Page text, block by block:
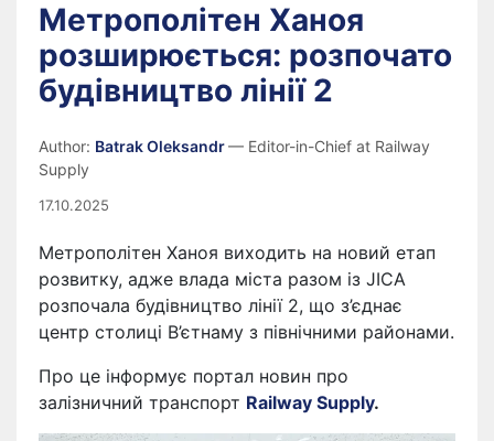
Метрополітен Ханоя
розширюється: розпочато
будівництво лінії 2
Author: Batrak Oleksandr— Editor-in-Chief at Railway
Supply
17.10.2025
Метрополітен Ханоя виходить на новий етап
розвитку, адже влада міста разом із JICA
розпочала будівництво лінії 2, що з’єднає
центр столиці В’єтнаму з північними районами.
Про це інформує портал новин про
залізничний транспорт Railway Supply.